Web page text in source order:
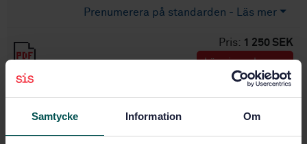
Samtycke Information Om
Prenumerera på standarden - Läs mer
Pris: 1 250 SEK
PDF
Lägg i varukorgen
Fler alternativ